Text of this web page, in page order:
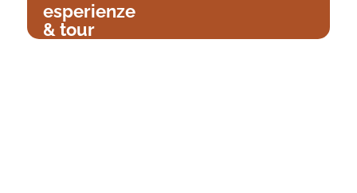
esperienze
& tour